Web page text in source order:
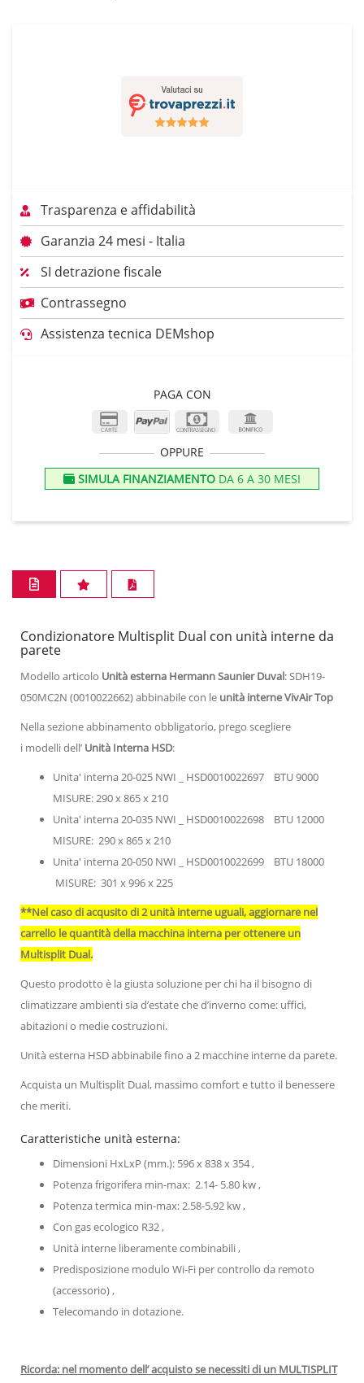
Trasparenza e affidabilità
Garanzia 24 mesi - Italia
SI detrazione fiscale
Contrassegno
Assistenza tecnica DEMshop
PAGA CON
OPPURE
SIMULA FINANZIAMENTO DA 6 A 30 MESI
Condizionatore Multisplit Dual con unità interne da
parete
Modello articolo Unità esterna Hermann Saunier Duval: SDH19-
050MC2N (0010022662) abbinabile con le unità interne VivAir Top
Nella sezione abbinamento obbligatorio, prego scegliere
i modelli dell’ Unità Interna HSD:
Unita' interna 20-025 NWI _ HSD0010022697 BTU 9000
MISURE: 290 x 865 x 210
Unita' interna 20-035 NWI _ HSD0010022698 BTU 12000
MISURE: 290 x 865 x 210
Unita' interna 20-050 NWI _ HSD0010022699 BTU 18000
MISURE: 301 x 996 x 225
**Nel caso di acqusito di 2 unità interne uguali, aggiornare nel
carrello le quantità della macchina interna per ottenere un
Multisplit Dual.
Questo prodotto è la giusta soluzione per chi ha il bisogno di
climatizzare ambienti sia d’estate che d’inverno come: uffici,
abitazioni o medie costruzioni.
Unità esterna HSD abbinabile fino a 2 macchine interne da parete.
Acquista un Multisplit Dual, massimo comfort e tutto il benessere
che meriti.
Caratteristiche unità esterna:
Dimensioni HxLxP (mm.): 596 x 838 x 354 ,
Potenza frigorifera min-max: 2.14- 5.80 kw ,
Potenza termica min-max: 2.58-5.92 kw ,
Con gas ecologico R32 ,
Unità interne liberamente combinabili ,
Predisposizione modulo Wi-Fi per controllo da remoto
(accessorio) ,
Telecomando in dotazione.
Ricorda: nel momento dell’ acquisto se necessiti di un MULTISPLIT